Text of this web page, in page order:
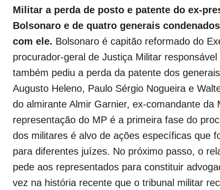
Militar a perda de posto e patente do ex-
Bolsonaro e de quatro generais
com ele. Bolsonaro é capitão reformado do
procurador-geral de Justiça Militar
também pediu a perda da patente dos
Augusto Heleno, Paulo Sérgio Nogueira e
do almirante Almir Garnier, ex-comandante da
representação do MP é a primeira fase do
dos militares é alvo de ações específicas que
para diferentes juízes. No próximo passo, o
pede aos representados para constituir
vez na história recente que o tribunal militar